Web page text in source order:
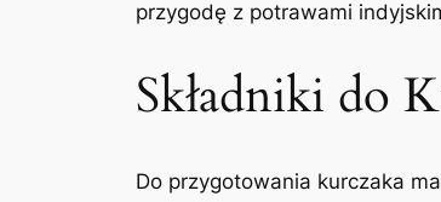
przygodę z potrawami
Składniki do
Do przygotowania kurczaka